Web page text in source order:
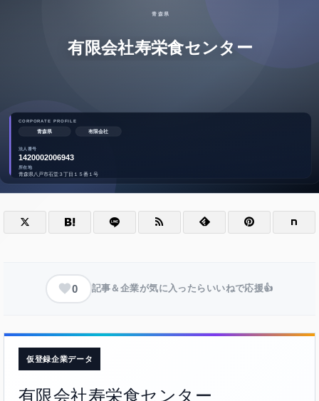
0 記事＆企業が気に入ったらいいねで応援👍
仮登録企業データ
有限会社寿栄食センター